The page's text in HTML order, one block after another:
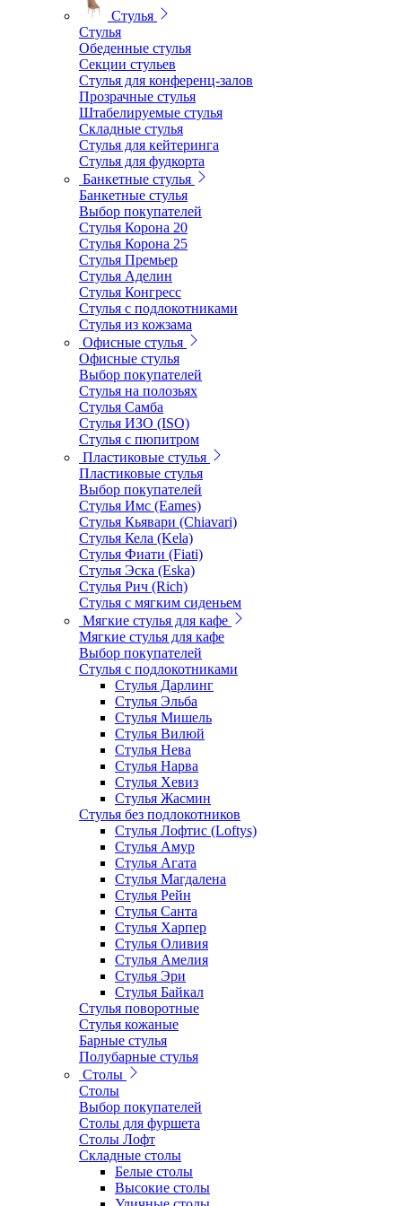
Стулья
Стулья
Обеденные стулья
Секции стульев
Стулья для конференц-залов
Прозрачные стулья
Штабелируемые стулья
Складные стулья
Стулья для кейтеринга
Стулья для фудкорта
Банкетные стулья
Банкетные стулья
Выбор покупателей
Стулья Корона 20
Стулья Корона 25
Стулья Премьер
Стулья Аделин
Стулья Конгресс
Стулья с подлокотниками
Стулья из кожзама
Офисные стулья
Офисные стулья
Выбор покупателей
Стулья на полозьях
Стулья Самба
Стулья ИЗО (ISO)
Стулья с пюпитром
Пластиковые стулья
Пластиковые стулья
Выбор покупателей
Стулья Имс (Eames)
Стулья Кьявари (Chiavari)
Стулья Кела (Kela)
Стулья Фиати (Fiati)
Стулья Эска (Eska)
Стулья Рич (Rich)
Стулья с мягким сиденьем
Мягкие стулья для кафе
Мягкие стулья для кафе
Выбор покупателей
Стулья с подлокотниками
Стулья Дарлинг
Стулья Эльба
Стулья Мишель
Стулья Вилюй
Стулья Нева
Стулья Нарва
Стулья Хевиз
Стулья Жасмин
Стулья без подлокотников
Стулья Лофтис (Loftys)
Стулья Амур
Стулья Агата
Стулья Магдалена
Стулья Рейн
Стулья Санта
Стулья Харпер
Стулья Оливия
Стулья Амелия
Стулья Эри
Стулья Байкал
Стулья поворотные
Стулья кожаные
Барные стулья
Полубарные стулья
Столы
Столы
Выбор покупателей
Столы для фуршета
Столы Лофт
Складные столы
Белые столы
Высокие столы